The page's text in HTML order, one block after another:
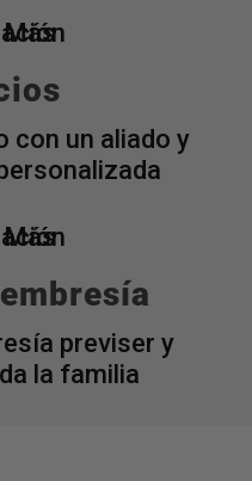
con un aliado y
previser y
la familia